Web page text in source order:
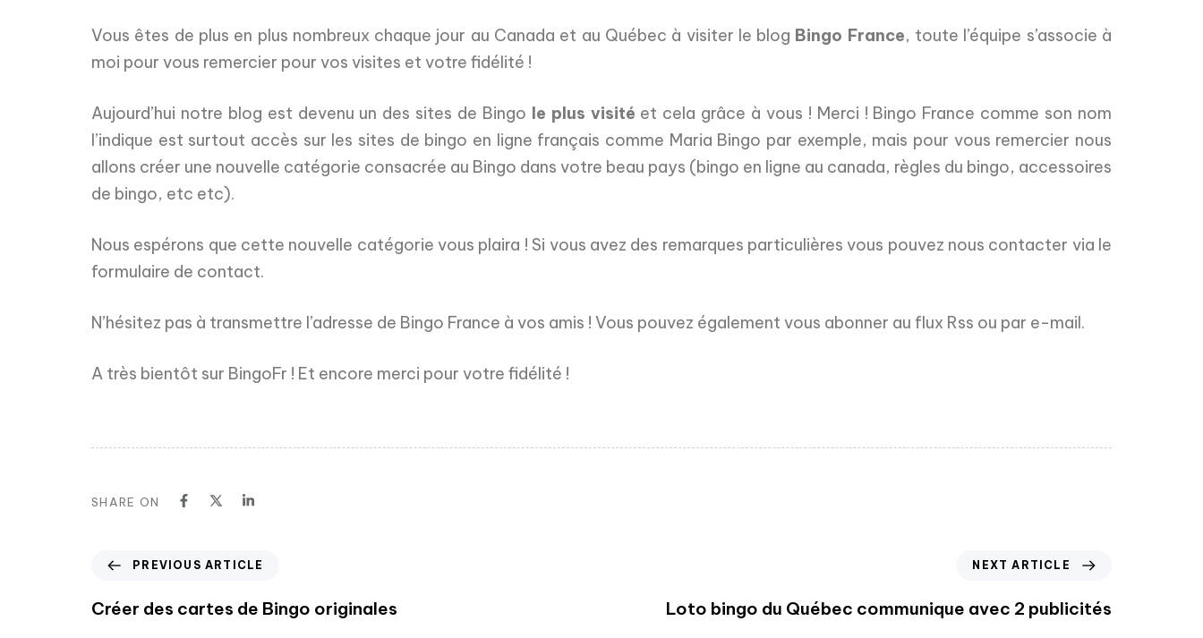
Vous êtes de plus en plus nombreux chaque jour au Canada et au Québec à visiter le blog Bingo France, toute l’équipe s’associe à
moi pour vous remercier pour vos visites et votre fidélité !
Aujourd’hui notre blog est devenu un des sites de Bingo le plus visité et cela grâce à vous ! Merci ! Bingo France comme son nom
l’indique est surtout accès sur les sites de bingo en ligne français comme Maria Bingo par exemple, mais pour vous remercier nous
allons créer une nouvelle catégorie consacrée au Bingo dans votre beau pays (bingo en ligne au canada, règles du bingo, accessoires
de bingo, etc etc).
Nous espérons que cette nouvelle catégorie vous plaira ! Si vous avez des remarques particulières vous pouvez nous contacter via le
formulaire de contact.
N’hésitez pas à transmettre l’adresse de Bingo France à vos amis ! Vous pouvez également vous abonner au flux Rss ou par e-mail.
A très bientôt sur BingoFr ! Et encore merci pour votre fidélité !
SHARE ON
PREVIOUS ARTICLE
Créer des cartes de Bingo originales
NEXT ARTICLE
Loto bingo du Québec communique avec 2 publicités